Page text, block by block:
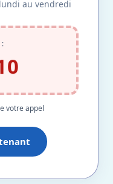
au vendredi
:
votre appel